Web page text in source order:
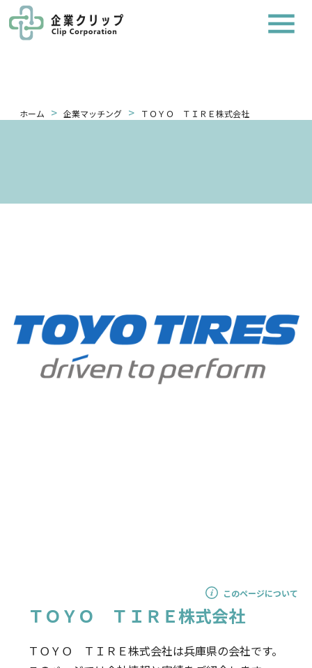
ホーム > 企業マッチング > ＴＯＹＯ ＴＩＲＥ株式会社
このページについて
ＴＯＹＯ ＴＩＲＥ株式会社
ＴＯＹＯ ＴＩＲＥ株式会社は兵庫県の会社です。